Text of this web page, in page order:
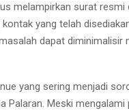
melampirkan surat resmi
yang telah
dapat diminimalisir
yang sering menjadi
Palaran. Meski mengalami